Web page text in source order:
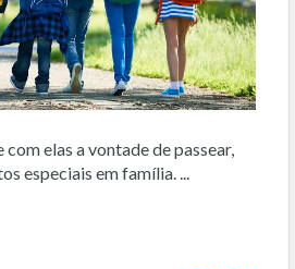
elas a vontade de passear,
especiais em família. ...